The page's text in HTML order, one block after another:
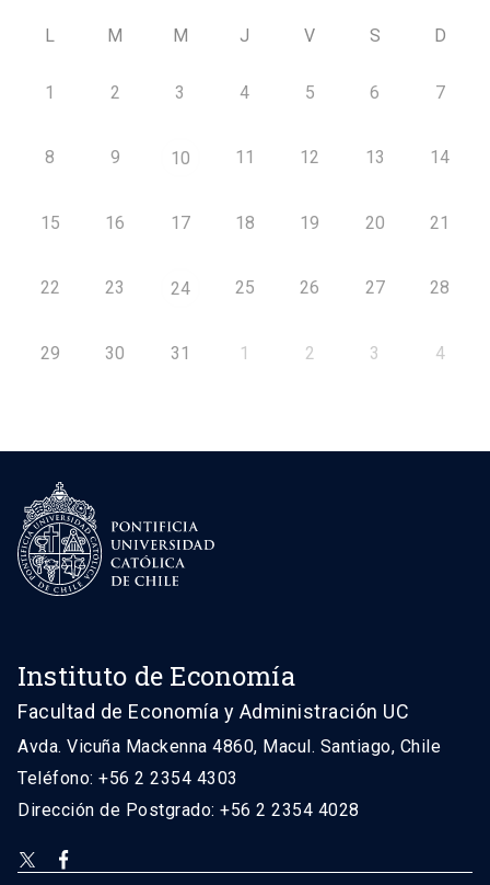
L M M J V S D
1 2 3 4 5 6 7
8 9 10 11 12 13 14
15 16 17 18 19 20 21
22 23 24 25 26 27 28
29 30 31 1 2 3 4
Instituto de Economía
Facultad de Economía y Administración UC
Avda. Vicuña Mackenna 4860, Macul. Santiago, Chile
Teléfono: +56 2 2354 4303
Dirección de Postgrado: +56 2 2354 4028